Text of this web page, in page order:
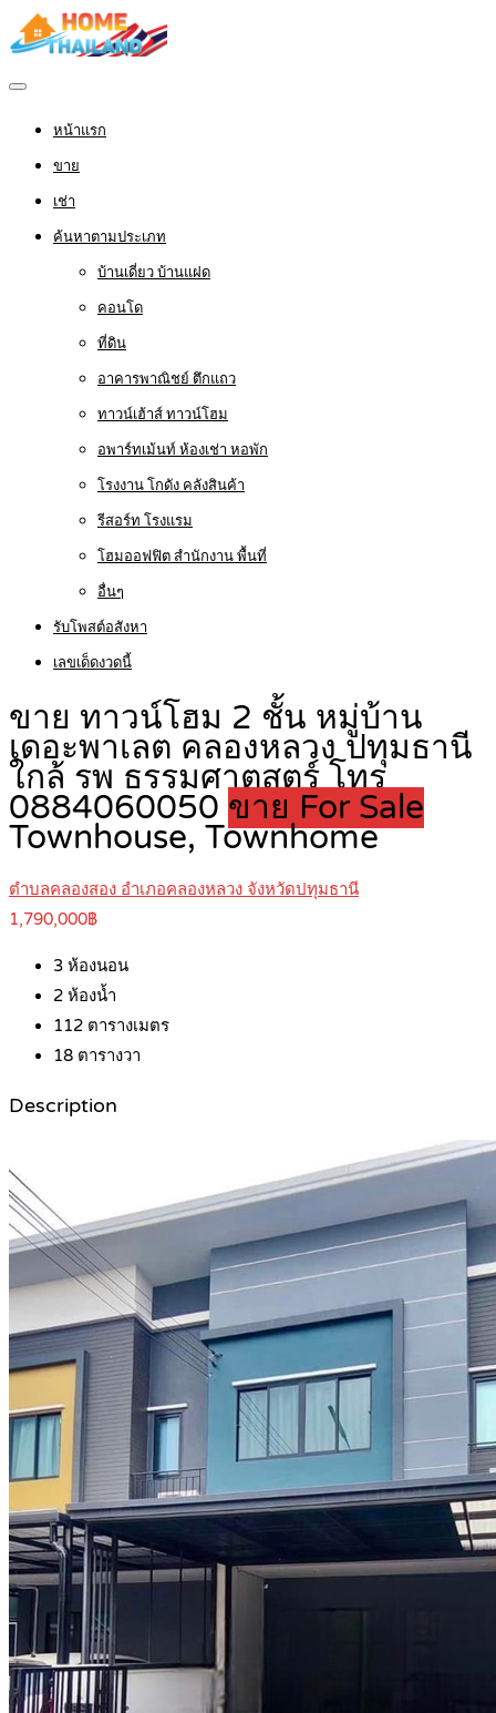
หน้าแรก
ขาย
เช่า
ค้นหาตามประเภท
บ้านเดี่ยว บ้านแฝด
คอนโด
ที่ดิน
อาคารพาณิชย์ ตึกแถว
ทาวน์เฮ้าส์ ทาวน์โฮม
อพาร์ทเม้นท์ ห้องเช่า หอพัก
โรงงาน โกดัง คลังสินค้า
รีสอร์ท โรงแรม
โฮมออฟฟิต สำนักงาน พื้นที่
อื่นๆ
รับโพสต์อสังหา
เลขเด็ดงวดนี้
ขาย ทาวน์โฮม 2 ชั้น หมู่บ้าน
เดอะพาเลต คลองหลวง ปทุมธานี
ใกล้ รพ ธรรมศาตสตร์ โทร
0884060050 ขาย For Sale
Townhouse, Townhome
ตำบลคลองสอง อำเภอคลองหลวง จังหวัดปทุมธานี
1,790,000฿
3 ห้องนอน
2 ห้องน้ำ
112 ตารางเมตร
18 ตารางวา
Description